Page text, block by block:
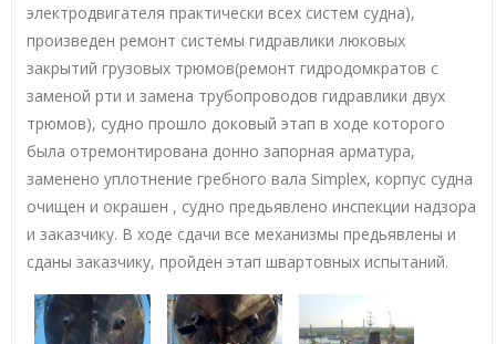
электродвигателя практически всех систем судна),
произведен ремонт системы гидравлики люковых
закрытий грузовых трюмов(ремонт гидродомкратов с
заменой рти и замена трубопроводов гидравлики двух
трюмов), судно прошло доковый этап в ходе которого
была отремонтирована донно запорная арматура,
заменено уплотнение гребного вала Simplex, корпус судна
очищен и окрашен , судно предьявлено инспекции надзора
и заказчику. В ходе сдачи все механизмы предьявлены и
сданы заказчику, пройден этап швартовных испытаний.